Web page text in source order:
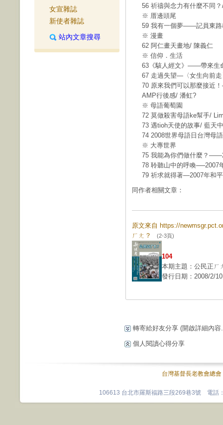
女宣雜誌
新使者雜誌
站內文章搜尋
56 祈禱與念力有什麼不同
※ 厝邊頭尾
59 我有一個夢——記員東路
※ 漫畫
62 阿仁畫天畫地/ 陳義仁
※ 信仰．生活
63《駭人經文》——帶來生
67 走過失望—〈女生向前
70 原來我們可以那麼接近
AMP行後感/ 潘虹?
※ 母語葡萄園
72 莫做殺害母語ke幫手/
73 遇tioh天使的故事/ 藍天
74 2008世界母語日台灣母
※ 大專世界
75 我能為你們做什麼？
78 聆聽山中的呼喚──2007
79 祈求就得著—2007年和
同作者相關文章：
原文來自 https://
ㄏㄤ？
(2-3頁)
104
本期主題：公民正ㄏ
發行日期：2008/2/10
轉寄給好友分享 (開啟詳細內容
個人閱讀心得分享
台灣基督長老教會總會
106613 台北市羅斯福路三段269巷3號 電